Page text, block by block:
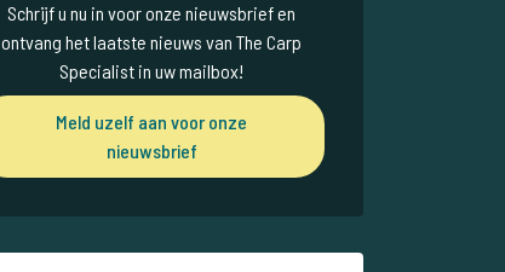
Schrijf u nu in voor onze nieuwsbrief en
ontvang het laatste nieuws van The Carp
Specialist in uw mailbox!
Meld uzelf aan voor onze
nieuwsbrief